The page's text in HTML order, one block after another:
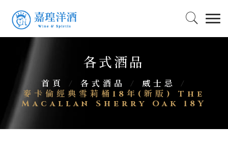
各式酒品
首頁 / 各式酒品 / 威士忌
/
麥卡倫經典雪莉桶18年(新版) The
Macallan Sherry Oak 18Y